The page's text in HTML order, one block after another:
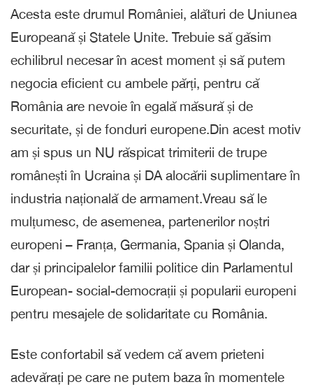
Acesta este drumul României, alături de Uniunea
Europeană și Statele Unite. Trebuie să găsim
echilibrul necesar în acest moment și să putem
negocia eficient cu ambele părți, pentru că
România are nevoie în egală măsură și de
securitate, și de fonduri europene.Din acest motiv
am și spus un NU răspicat trimiterii de trupe
românești în Ucraina și DA alocării suplimentare în
industria națională de armament.Vreau să le
mulțumesc, de asemenea, partenerilor noștri
europeni – Franța, Germania, Spania și Olanda,
dar și principalelor familii politice din Parlamentul
European- social-democrații și popularii europeni
pentru mesajele de solidaritate cu România.
Este confortabil să vedem că avem prieteni
adevărați pe care ne putem baza în momentele